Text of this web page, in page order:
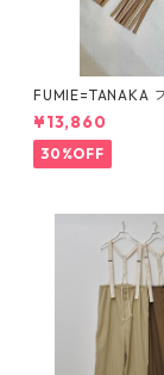
FUMIE=TANAKA
カ ring fringe
-55 NU
¥13,860
30%OFF